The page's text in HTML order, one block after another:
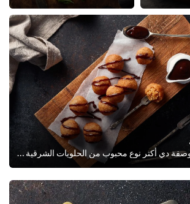
بنقدملك من خلال الوصفة دي أكتر نوع محبوب من الحلويات الشرقية بس بطريقتنا المبتكرة. البسبوسة-المقرمشة من الخارج واللذيذة وطرية م...